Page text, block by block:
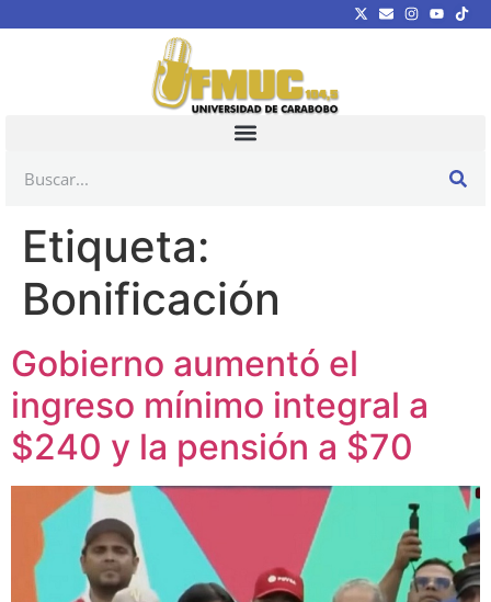
Etiqueta:
Bonificación
Gobierno aumentó el
ingreso mínimo integral a
$240 y la pensión a $70